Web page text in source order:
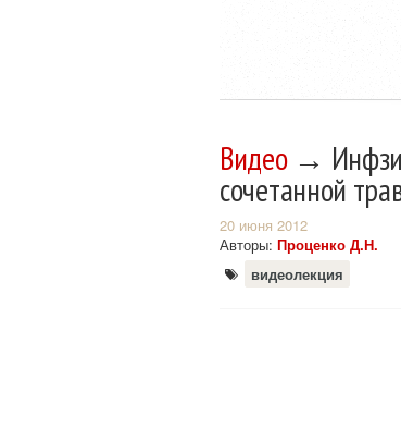
Видео→
сочетанной
20 июня 2012
Авторы: Проценко Д.Н.
видеолекция